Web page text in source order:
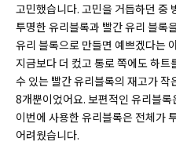
고민했습니다. 고민을 거듭하던 중
투명한 유리블록과 빨간 유리 블록
유리 블록으로 만들면 예쁘겠다는
지금보다 더 컸고 통로 쪽에도 하
수 있는 빨간 유리블록의 재고가 작
8개뿐이었어요. 보편적인 유리블
이번에 사용한 유리블록은 전체가
어려웠습니다.